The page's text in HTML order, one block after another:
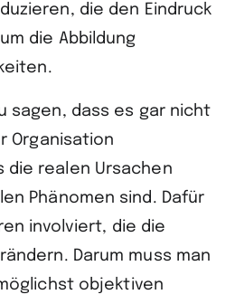
die den Eindruck
die Abbildung
sagen, dass es gar nicht
Organisation
die realen Ursachen
Phänomen sind. Dafür
involviert, die die
Darum muss man
objektiven